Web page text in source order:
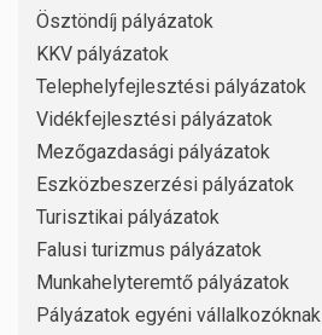
Ösztöndíj pályázatok
KKV pályázatok
Telephelyfejlesztési pályázatok
Vidékfejlesztési pályázatok
Mezőgazdasági pályázatok
Eszközbeszerzési pályázatok
Turisztikai pályázatok
Falusi turizmus pályázatok
Munkahelyteremtő pályázatok
Pályázatok egyéni vállalkozóknak